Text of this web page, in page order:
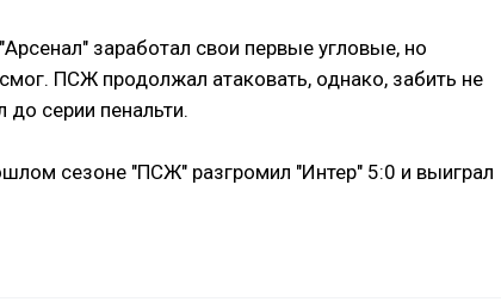
заработал свои первые угловые, но
ПСЖ продолжал атаковать, однако, забить не
серии пенальти.
сезоне "ПСЖ" разгромил "Интер" 5:0 и выиграл